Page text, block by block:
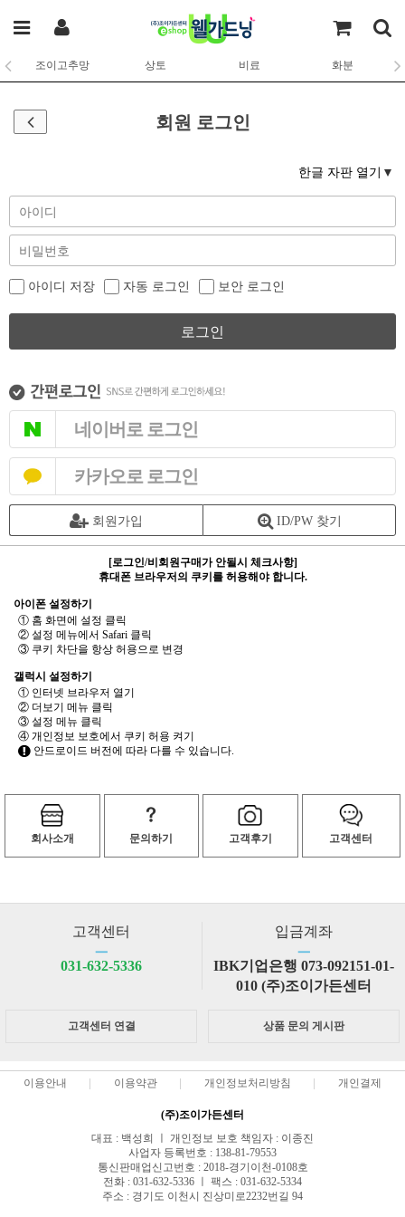
조이고추망 상토 비료 화분
회원 로그인
한글 자판 열기
아이디 저장 자동 로그인 보안 로그인
로그인
네이버로 로그인
카카오로 로그인
회원가입 ID/PW 찾기
[로그인/비회원구매가 안될시 체크사항]
휴대폰 브라우저의 쿠키를 허용해야 합니다.
아이폰 설정하기
① 홈 화면에 설정 클릭
② 설정 메뉴에서 Safari 클릭
③ 쿠키 차단을 항상 허용으로 변경
갤럭시 설정하기
① 인터넷 브라우저 열기
② 더보기 메뉴 클릭
③ 설정 메뉴 클릭
④ 개인정보 보호에서 쿠키 허용 켜기
안드로이드 버전에 따라 다를 수 있습니다.
회사소개 문의하기 고객후기 고객센터
고객센터
ㅡ
031-632-5336
입금계좌
ㅡ
IBK기업은행 073-092151-01-
010 (주)조이가든센터
고객센터 연결 상품 문의 게시판
이용안내 이용약관 개인정보처리방침 개인결제
(주)조이가든센터
대표 : 백성희 ㅣ 개인정보 보호 책임자 : 이종진
사업자 등록번호 : 138-81-79553
통신판매업신고번호 : 2018-경기이천-0108호
전화 : 031-632-5336 ㅣ 팩스 : 031-632-5334
주소 : 경기도 이천시 진상미로2232번길 94